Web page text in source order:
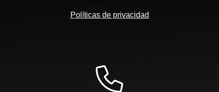
Políticas de privacidad